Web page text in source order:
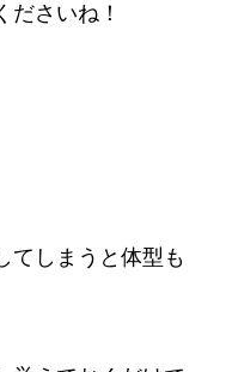
ださいね！
てしまうと体型も